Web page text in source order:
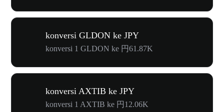
konversi GLDON ke JPY
konversi 1 GLDON ke 円61.87K
konversi AXTIB ke JPY
konversi 1 AXTIB ke 円12.06K